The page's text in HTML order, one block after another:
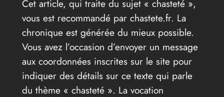
Cet article, qui traite du sujet « chasteté »,
vous est recommandé par chastete.fr. La
chronique est générée du mieux possible.
Vous avez l’occasion d’envoyer un message
aux coordonnées inscrites sur le site pour
indiquer des détails sur ce texte qui parle
du thème « chasteté ». La vocation